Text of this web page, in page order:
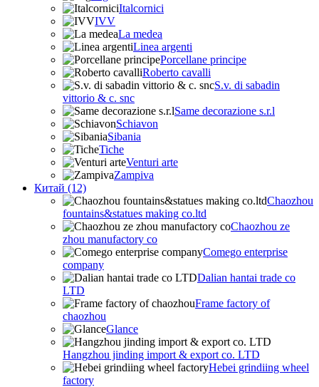
Italcornici
IVV
La medea
Linea argenti
Porcellane principe
Roberto cavalli
S.v. di sabadin
vittorio & c. snc
Same decorazione s.r.l
Schiavon
Sibania
Tiche
Venturi arte
Zampiva
Китай (12)
Chaozhou
fountains&statues making co.ltd
Chaozhou ze
zhou manufactory co
Comego enterprise
company
Dalian hantai trade co
LTD
Frame factory of
chaozhou
Glance
Hangzhou jinding import & export co. LTD
Hebei grindiing wheel
factory